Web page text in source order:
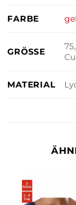
FARBE
GRÖSSE
MATERIAL